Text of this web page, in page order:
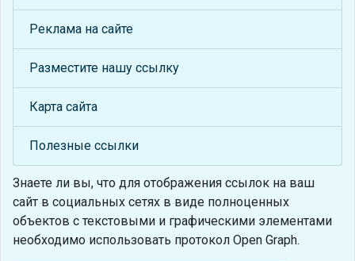
Реклама на сайте
Разместите нашу ссылку
Карта сайта
Полезные ссылки
Знаете ли вы, что для отображения ссылок на ваш
сайт в социальных сетях в виде полноценных
объектов с текстовыми и графическими элементами
необходимо использовать протокол Open Graph.